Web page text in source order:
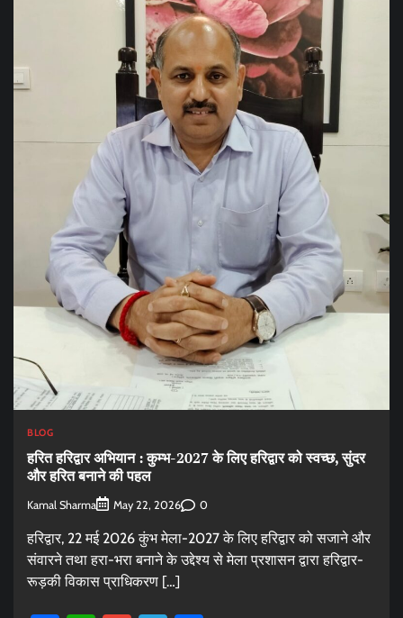
BLOG
हरित हरिद्वार अभियान : कुम्भ-2027 के लिए हरिद्वार को स्वच्छ, सुंदर
और हरित बनाने की पहल
Kamal Sharma May 22, 2026 0
हरिद्वार, 22 मई 2026 कुंभ मेला-2027 के लिए हरिद्वार को सजाने और
संवारने तथा हरा-भरा बनाने के उद्देश्य से मेला प्रशासन द्वारा हरिद्वार-
रूड़की विकास प्राधिकरण […]